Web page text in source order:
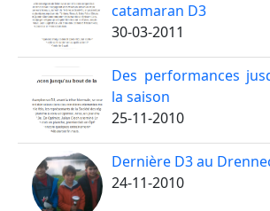
catamaran D3
30-03-2011
Des performances
la saison
25-11-2010
Dernière D3 au
24-11-2010